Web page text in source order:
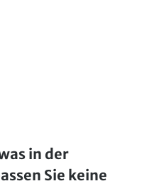
in der
Sie keine